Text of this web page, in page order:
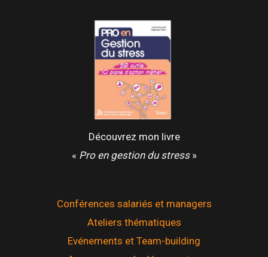
Découvrez mon livre
« Pro en gestion du stress»
Conférences salariés et managers
Ateliers thématiques
Evénements et Team-building